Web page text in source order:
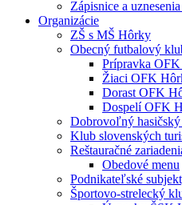
Zápisnice a
Organizácie
ZŠ s MŠ Hôrky
Obecný futbalový
Prípravka
Žiaci OFK
Dorast OFK
Dospelí OFK
Dobrovoľný
Klub slovenských
Reštauračné
Obedové menu
Podnikateľské
Športovo-strelecký